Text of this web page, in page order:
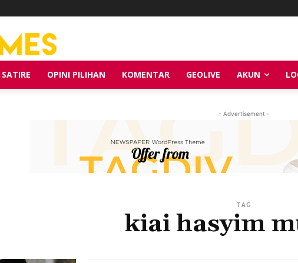
SATIRE OPINI PILIHAN KOMENTAR GEOLIVE AKUN
- Advertisement -
TAG
kiai hasyim